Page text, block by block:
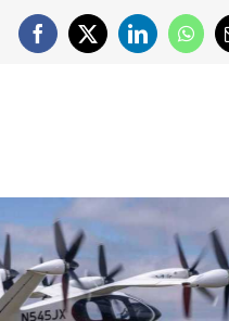
Facebook
X LinkedIn